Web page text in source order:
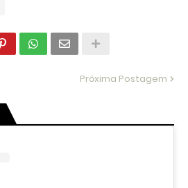
Próxima Postagem